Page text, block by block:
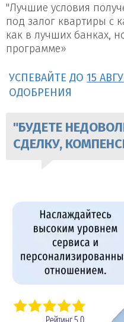
"Лучшие условия
под залог квартиры с
как в лучших банках,
программе»
УСПЕВАЙТЕ ДО 15
ОДОБРЕНИЯ
"БУДЕТЕ
СДЕЛКУ,